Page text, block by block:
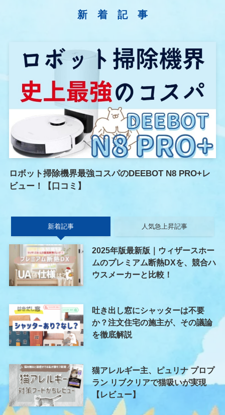
新 着 記 事
ロボット掃除機界最強コスパのDEEBOT N8 PRO+レ
ビュー！【口コミ】
新着記事 人気急上昇記事
2025年版最新版｜ウィザースホー
ムのプレミアム断熱DXを、競合ハ
ウスメーカーと比較！
吐き出し窓にシャッターは不要
か？注文住宅の施主が、その議論
を徹底解説
猫アレルギー主、ピュリナ プロプ
ラン リブクリアで猫吸いが実現
【レビュー】